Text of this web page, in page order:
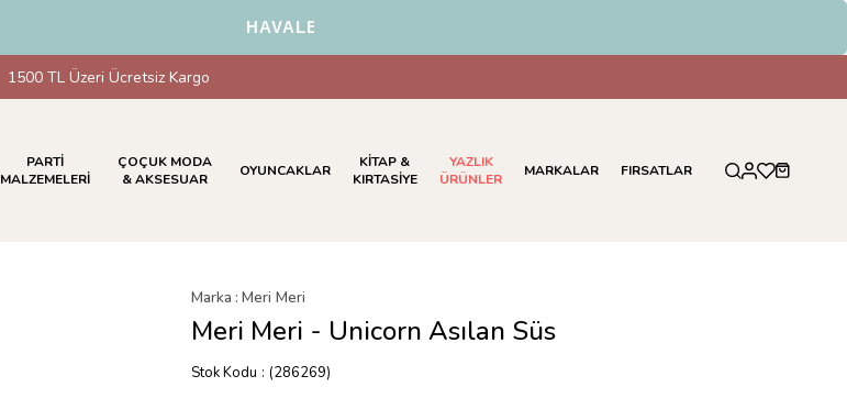
HAVALE & EFT Ödemelerinde %5 İndirim
1500 TL Üzeri Ücretsiz Kargo
PARTİ
MALZEMELERİ
ÇOÇUK MODA
& AKSESUAR
OYUNCAKLAR
KİTAP &
KIRTASİYE
YAZLIK
ÜRÜNLER
MARKALAR FIRSATLAR
Marka : Meri Meri
Meri Meri - Unicorn Asılan Süs
Stok Kodu (286269)